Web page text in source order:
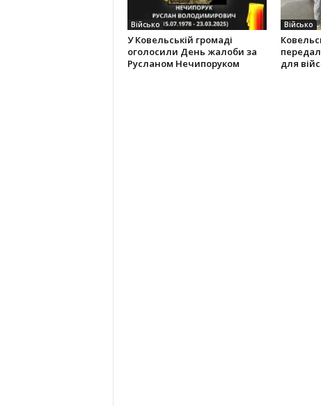
Військо
У Ковельській громаді
оголосили День жалоби за
Русланом Нечипоруком
Військо
для